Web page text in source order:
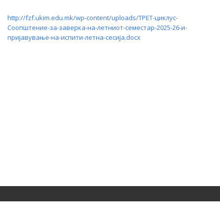
http://fzf.ukim.edu.mk/wp-content/uploads/ТРЕТ-циклус-
Соопштение-за-заверка-на-летниот-семестар-2025-26-и-
пријавување-на-испити-летна-сесија.docx